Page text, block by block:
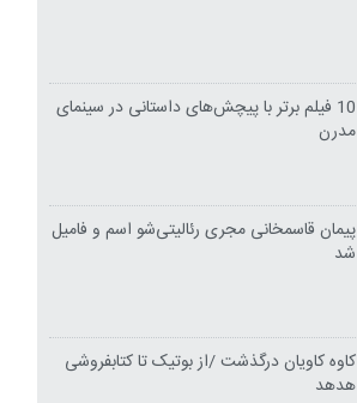
10 فیلم برتر با پیچش‌های داستانی در سینمای
مدرن
پیمان قاسمخانی مجری رئالیتی‌شو اسم و فامیل
شد
کاوه کاویان درگذشت /از بوتیک تا کتابفروشی
هدهد